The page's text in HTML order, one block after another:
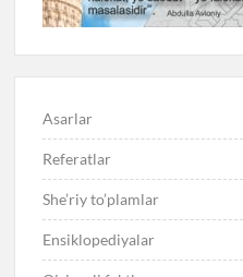
Asarlar
Referatlar
She’riy to’plamlar
Ensiklopediyalar